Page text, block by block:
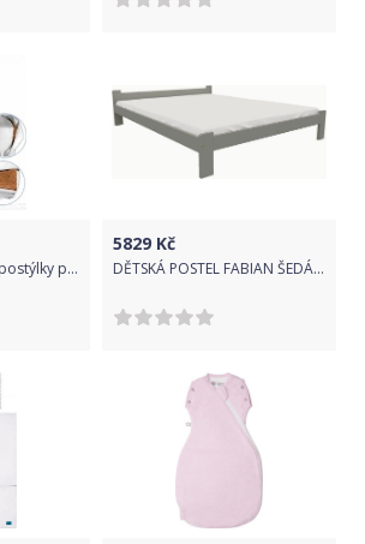
Matrace do dětské postýlky pohanka - molitan - kokos
5829 Kč
DĚTSKÁ POSTEL FABIAN ŠEDÁ 200 x 160 cm